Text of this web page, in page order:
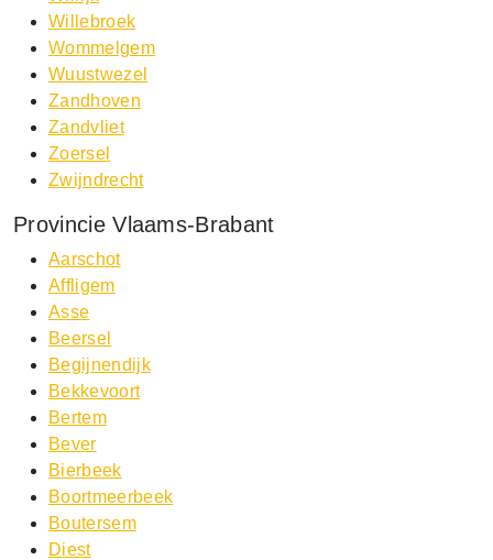
Willebroek
Wommelgem
Wuustwezel
Zandhoven
Zandvliet
Zoersel
Zwijndrecht
Provincie Vlaams-Brabant
Aarschot
Affligem
Asse
Beersel
Begijnendijk
Bekkevoort
Bertem
Bever
Bierbeek
Boortmeerbeek
Boutersem
Diest